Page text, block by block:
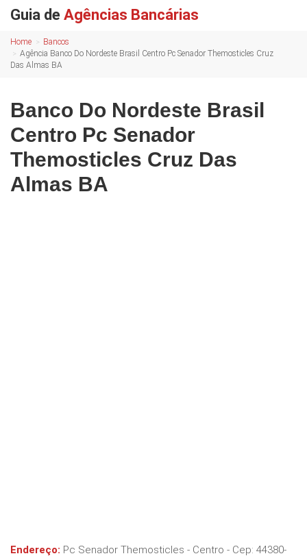
Guia de Agências Bancárias
Home
Bancos
Agência Banco Do Nordeste Brasil Centro Pc Senador Themosticles Cruz
Das Almas BA
Banco Do Nordeste Brasil
Centro Pc Senador
Themosticles Cruz Das
Almas BA
Endereço: Pc Senador Themosticles - Centro - Cep: 44380-